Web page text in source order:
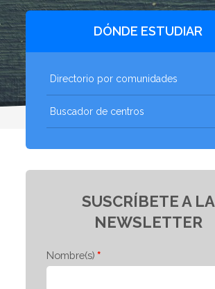
DÓNDE ESTUDIAR
Directorio por comunidades
Buscador de centros
SUSCRÍBETE A LA
NEWSLETTER
Nombre(s)